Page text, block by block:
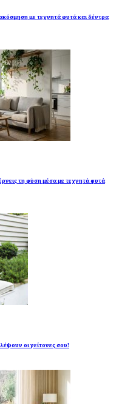
με τεχνητά φυτά και δέντρα
τη φύση μέσα με τεχνητά φυτά
οι γείτονες σου!